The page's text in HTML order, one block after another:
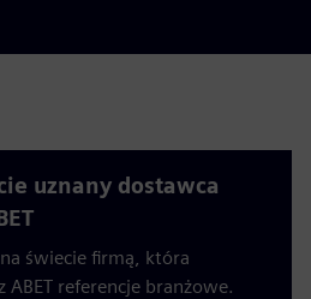
uznany dostawca
świecie firmą, która
ABET referencje branżowe.